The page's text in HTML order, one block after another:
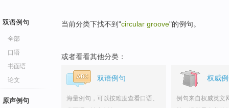
双语例句
全部
口语
书面语
论文
原声例句
当前分类下找不到"circular groove"的例句。
或者看看其他分类：
双语例句
海量例句，可以按难度查看口语、
权威
例句来自权威英文